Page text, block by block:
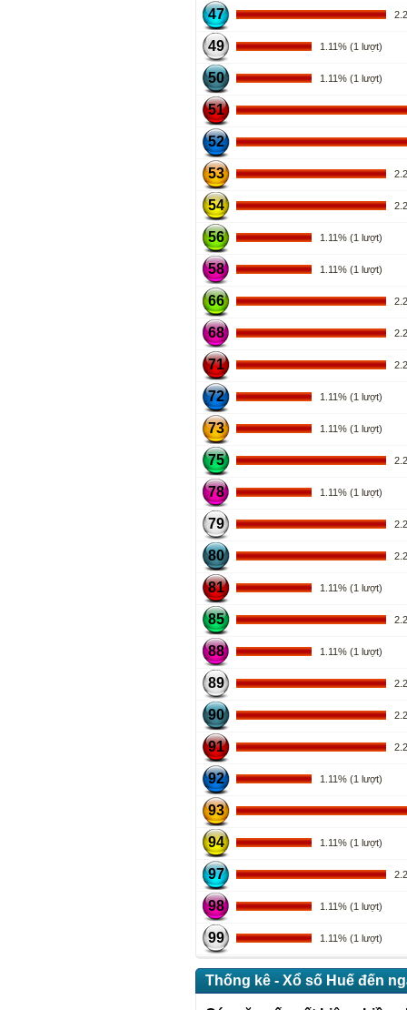
47
49 1.11% (1 lượt)
50 1.11% (1 lượt)
51
52
53
54
56 1.11% (1 lượt)
58 1.11% (1 lượt)
66
68
71
72 1.11% (1 lượt)
73 1.11% (1 lượt)
75
78 1.11% (1 lượt)
79
80
81 1.11% (1 lượt)
85
88 1.11% (1 lượt)
89
90
91
92 1.11% (1 lượt)
93
94 1.11% (1 lượt)
97
98 1.11% (1 lượt)
99 1.11% (1 lượt)
Thống kê - Xổ số Huế đến